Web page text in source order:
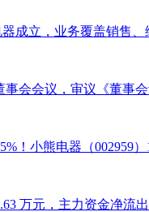
成立，业务覆盖销售、
会会议，审议《董事
！小熊电器（002959
万元，主力资金净流